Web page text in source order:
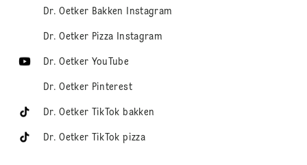
Dr. Oetker Bakken Instagram
Dr. Oetker Pizza Instagram
Dr. Oetker YouTube
Dr. Oetker Pinterest
Dr. Oetker TikTok bakken
Dr. Oetker TikTok pizza